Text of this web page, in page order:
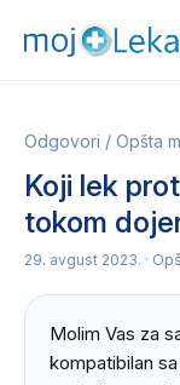
Odgovori / Opšta
Koji lek
tokom
29. avgust 2023. ·
Molim Vas za
kompatibilan